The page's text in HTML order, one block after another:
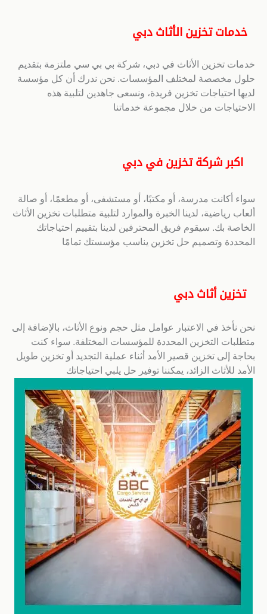
خدمات تخزين الأثاث دبي
خدمات تخزين الأثاث في دبي، شركة بي بي سي ملتزمة بتقديم
حلول مخصصة لمختلف المؤسسات. نحن ندرك أن كل مؤسسة
لديها احتياجات تخزين فريدة، ونسعى جاهدين لتلبية هذه
الاحتياجات من خلال مجموعة خدماتنا
اكبر شركة تخزين في دبي
سواء أكانت مدرسة، أو مكتبًا، أو مستشفى، أو مطعمًا، أو صالة
ألعاب رياضية، لدينا الخبرة والموارد لتلبية متطلبات تخزين الأثاث
الخاصة بك. سيقوم فريق المحترفين لدينا بتقييم احتياجاتك
المحددة وتصميم حل تخزين يناسب مؤسستك تمامًا
تخزين أثاث دبي
نحن نأخذ في الاعتبار عوامل مثل حجم ونوع الأثاث، بالإضافة إلى
متطلبات التخزين المحددة للمؤسسات المختلفة. سواء كنت
بحاجة إلى تخزين قصير الأمد أثناء عملية التجديد أو تخزين طويل
الأمد للأثاث الزائد، يمكننا توفير حل يلبي احتياجاتك